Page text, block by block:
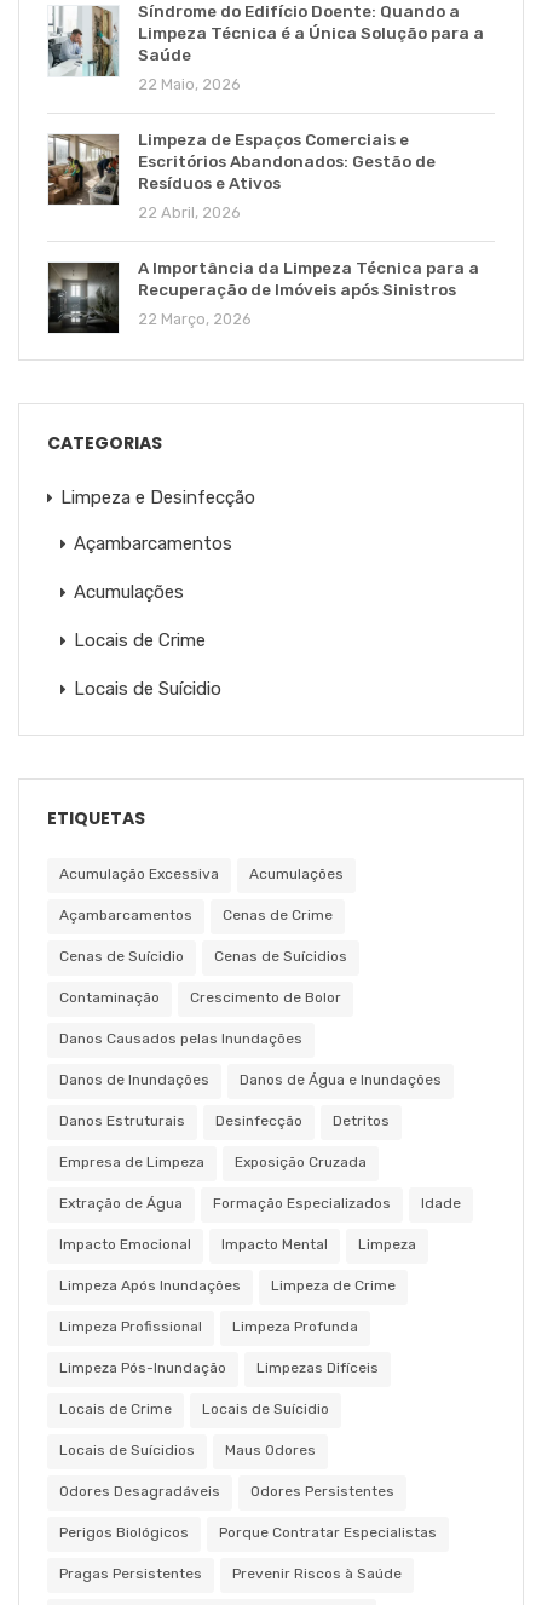
Síndrome do Edifício Doente: Quando a
Limpeza Técnica é a Única Solução para a
Saúde
22 Maio, 2026
Limpeza de Espaços Comerciais e
Escritórios Abandonados: Gestão de
Resíduos e Ativos
22 Abril, 2026
A Importância da Limpeza Técnica para a
Recuperação de Imóveis após Sinistros
22 Março, 2026
CATEGORIAS
Limpeza e Desinfecção
Açambarcamentos
Acumulações
Locais de Crime
Locais de Suícidio
ETIQUETAS
Acumulação Excessiva Acumulações
Açambarcamentos Cenas de Crime
Cenas de Suícidio Cenas de Suícidios
Contaminação Crescimento de Bolor
Danos Causados pelas Inundações
Danos de Inundações Danos de Água e Inundações
Danos Estruturais Desinfecção Detritos
Empresa de Limpeza Exposição Cruzada
Extração de Água Formação Especializados Idade
Impacto Emocional Impacto Mental Limpeza
Limpeza Após Inundações Limpeza de Crime
Limpeza Profissional Limpeza Profunda
Limpeza Pós-Inundação Limpezas Difíceis
Locais de Crime Locais de Suícidio
Locais de Suícidios Maus Odores
Odores Desagradáveis Odores Persistentes
Perigos Biológicos Porque Contratar Especialistas
Pragas Persistentes Prevenir Riscos à Saúde